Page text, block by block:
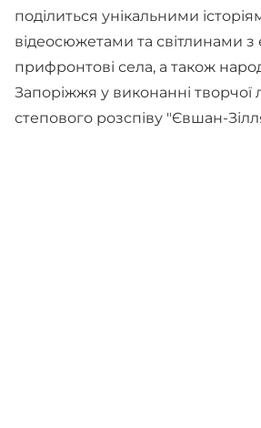
поділиться унікальними
відеосюжетами та світлинами з
прифронтові села, а також
Запоріжжя у виконанні творчої
степового розспіву "Євшан-